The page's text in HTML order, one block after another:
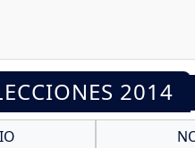
2014